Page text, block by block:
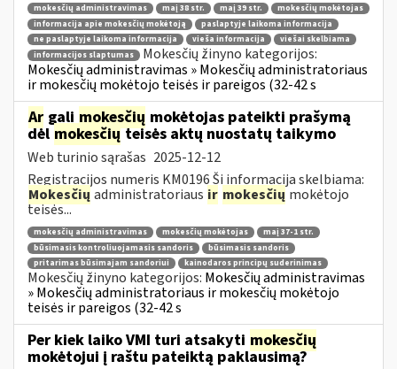
mokesčių administravimas maį 38 str. maį 39 str.
mokesčių mokėtojas
informacija apie mokesčių mokėtoją
paslaptyje laikoma informacija
ne paslaptyje laikoma informacija
vieša informacija
viešai skelbiama
informacijos slaptumas
Mokesčių žinyno kategorijos:
Mokesčių administravimas » Mokesčių administratoriaus
ir mokesčių mokėtojo teisės ir pareigos (32-42 s
Ar gali mokesčių mokėtojas pateikti prašymą
dėl mokesčiųteisės aktų nuostatų taikymo
Web turinio sąrašas 2025-12-12
Registracijos numeris KM0196 Ši informacija skelbiama:
Mokesčių administratoriaus ir mokesčių mokėtojo
teisės...
mokesčių administravimas mokesčių mokėtojas
maį 37-1 str.
būsimasis kontroliuojamasis sandoris
būsimasis sandoris
pritarimas būsimajam sandoriui
kainodaros principų suderinimas
Mokesčių žinyno kategorijos: Mokesčių administravimas
» Mokesčių administratoriaus ir mokesčių mokėtojo
teisės ir pareigos (32-42 s
Per kiek laiko VMI turi atsakyti mokesčių
mokėtojui į raštu pateiktą paklausimą?